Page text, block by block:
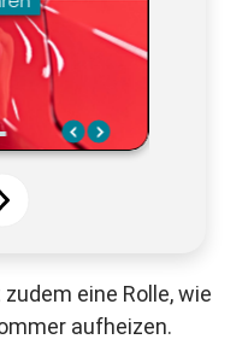
eine Rolle, wie
aufheizen.